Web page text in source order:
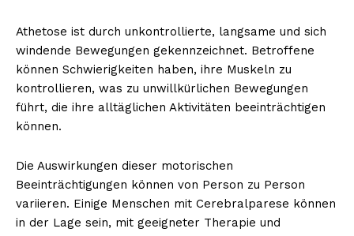
Athetose ist durch unkontrollierte, langsame und sich
windende Bewegungen gekennzeichnet. Betroffene
können Schwierigkeiten haben, ihre Muskeln zu
kontrollieren, was zu unwillkürlichen Bewegungen
führt, die ihre alltäglichen Aktivitäten beeinträchtigen
können.
Die Auswirkungen dieser motorischen
Beeinträchtigungen können von Person zu Person
variieren. Einige Menschen mit Cerebralparese können
in der Lage sein, mit geeigneter Therapie und